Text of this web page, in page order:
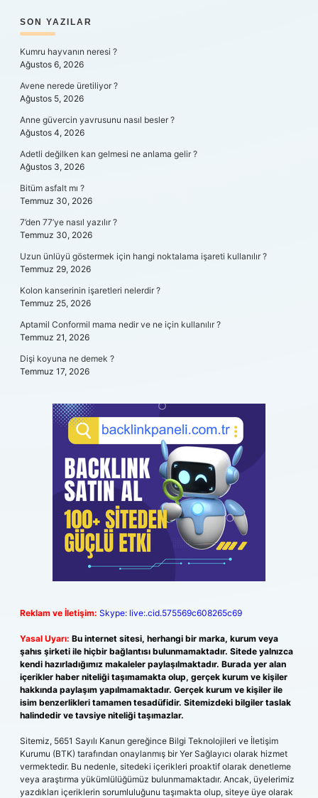
SIDEBAR
SON YAZILAR
Kumru hayvanın neresi ?
Ağustos 6, 2026
Avene nerede üretiliyor ?
Ağustos 5, 2026
Anne güvercin yavrusunu nasıl besler ?
Ağustos 4, 2026
Adetli değilken kan gelmesi ne anlama gelir ?
Ağustos 3, 2026
Bitüm asfalt mı ?
Temmuz 30, 2026
7’den 77’ye nasıl yazılır ?
Temmuz 30, 2026
Uzun ünlüyü göstermek için hangi noktalama işareti kullanılır ?
Temmuz 29, 2026
Kolon kanserinin işaretleri nelerdir ?
Temmuz 25, 2026
Aptamil Conformil mama nedir ve ne için kullanılır ?
Temmuz 21, 2026
Dişi koyuna ne demek ?
Temmuz 17, 2026
Reklam ve İletişim: Skype: live:.cid.575569c608265c69
Yasal Uyarı: Bu internet sitesi, herhangi bir marka, kurum veya
şahıs şirketi ile hiçbir bağlantısı bulunmamaktadır. Sitede yalnızca
kendi hazırladığımız makaleler paylaşılmaktadır. Burada yer alan
içerikler haber niteliği taşımamakta olup, gerçek kurum ve kişiler
hakkında paylaşım yapılmamaktadır. Gerçek kurum ve kişiler ile
isim benzerlikleri tamamen tesadüfidir. Sitemizdeki bilgiler taslak
halindedir ve tavsiye niteliği taşımazlar.
Sitemiz, 5651 Sayılı Kanun gereğince Bilgi Teknolojileri ve İletişim
Kurumu (BTK) tarafından onaylanmış bir Yer Sağlayıcı olarak hizmet
vermektedir. Bu nedenle, sitedeki içerikleri proaktif olarak denetleme
veya araştırma yükümlülüğümüz bulunmamaktadır. Ancak, üyelerimiz
yazdıkları içeriklerin sorumluluğunu taşımakta olup, siteye üye olarak